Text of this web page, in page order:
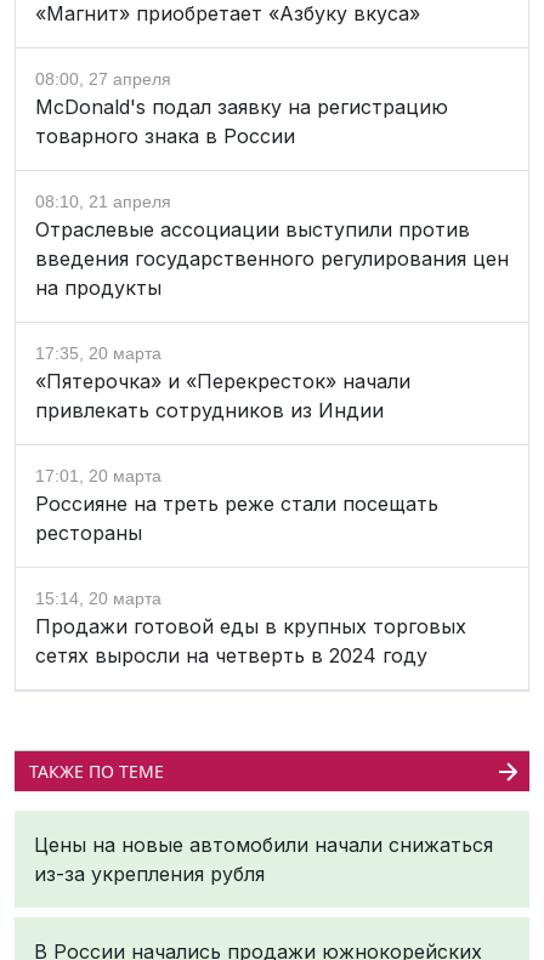
«Магнит» приобретает «Азбуку вкуса»
08:00, 27 апреля
McDonald's подал заявку на регистрацию
товарного знака в России
08:10, 21 апреля
Отраслевые ассоциации выступили против
введения государственного регулирования цен
на продукты
17:35, 20 марта
«Пятерочка» и «Перекресток» начали
привлекать сотрудников из Индии
17:01, 20 марта
Россияне на треть реже стали посещать
рестораны
15:14, 20 марта
Продажи готовой еды в крупных торговых
сетях выросли на четверть в 2024 году
ТАКЖЕ ПО ТЕМЕ
Цены на новые автомобили начали снижаться
из-за укрепления рубля
В России начались продажи южнокорейских